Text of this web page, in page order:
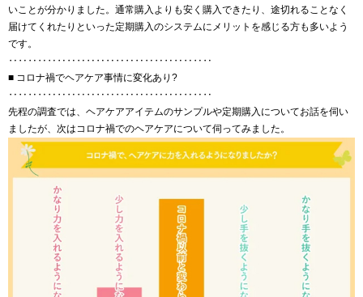
いことが分かりました。通常購入よりも安く購入できたり、途切れることなく
届けてくれたりといった定期購入のシステムにメリットを感じる方も多いよう
です。
‥‥‥‥‥‥‥‥‥‥‥‥‥‥‥‥‥‥‥‥‥
■ コロナ禍でヘアケア事情に変化あり?
‥‥‥‥‥‥‥‥‥‥‥‥‥‥‥‥‥‥‥‥‥
先程の調査では、ヘアケアアイテムのサンプルや定期購入についてお話を伺い
ましたが、次はコロナ禍でのヘアケアについて伺ってみました。